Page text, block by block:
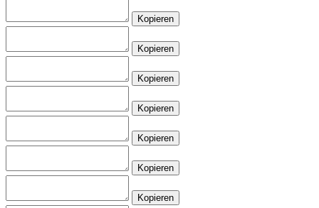
Kopieren
Kopieren
Kopieren
Kopieren
Kopieren
Kopieren
Kopieren